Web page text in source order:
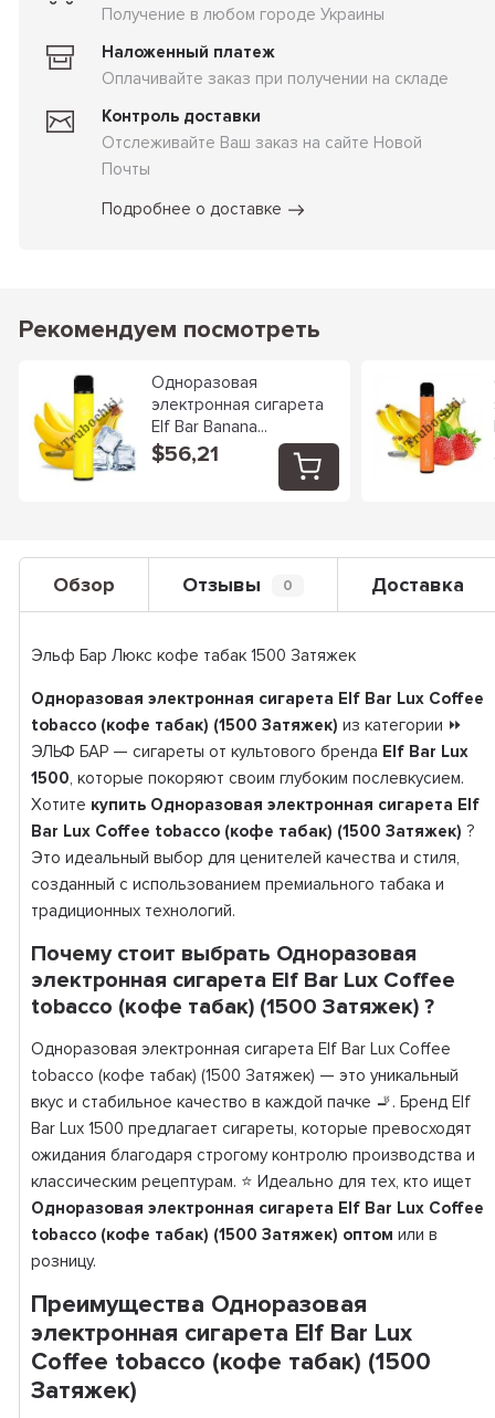
Получение в любом городе Украины
Наложенный платеж
Оплачивайте заказ при получении на складе
Контроль доставки
Отслеживайте Ваш заказ на сайте Новой
Почты
Подробнее о доставке
Рекомендуем посмотреть
Одноразовая
электронная сигарета
Elf Bar Banana...
$56,21
Обзор Отзывы 0 Доставка
Эльф Бар Люкс кофе табак 1500 Затяжек
Одноразовая электронная сигарета Elf Bar Lux Coffee
tobacco (кофе табак) (1500 Затяжек) из категории ⏩
ЭЛЬФ БАР — сигареты от культового бренда Elf Bar Lux
1500, которые покоряют своим глубоким послевкусием.
Хотите купить Одноразовая электронная сигарета Elf
Bar Lux Coffee tobacco (кофе табак) (1500 Затяжек) ?
Это идеальный выбор для ценителей качества и стиля,
созданный с использованием премиального табака и
традиционных технологий.
Почему стоит выбрать Одноразовая
электронная сигарета Elf Bar Lux Coffee
tobacco (кофе табак) (1500 Затяжек) ?
Одноразовая электронная сигарета Elf Bar Lux Coffee
tobacco (кофе табак) (1500 Затяжек) — это уникальный
вкус и стабильное качество в каждой пачке 🚬. Бренд Elf
Bar Lux 1500 предлагает сигареты, которые превосходят
ожидания благодаря строгому контролю производства и
классическим рецептурам. ⭐ Идеально для тех, кто ищет
Одноразовая электронная сигарета Elf Bar Lux Coffee
tobacco (кофе табак) (1500 Затяжек) оптом или в
розницу.
Преимущества Одноразовая
электронная сигарета Elf Bar Lux
Coffee tobacco (кофе табак) (1500
Затяжек)